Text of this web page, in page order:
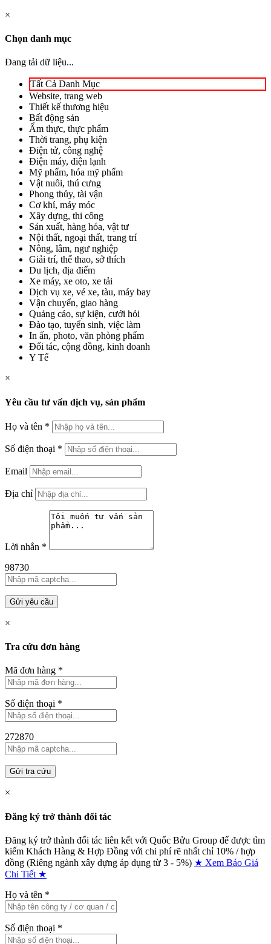
×
Chọn danh mục
Đang tải dữ liệu...
Tất Cả Danh Mục
Website, trang web
Thiết kế thương hiệu
Bất động sản
Ẩm thực, thực phẩm
Thời trang, phụ kiện
Điện tử, công nghệ
Điện máy, điện lạnh
Mỹ phẩm, hóa mỹ phẩm
Vật nuôi, thú cưng
Phong thủy, tài vận
Cơ khí, máy móc
Xây dựng, thi công
Sản xuất, hàng hóa, vật tư
Nội thất, ngoại thất, trang trí
Nông, lâm, ngư nghiệp
Giải trí, thể thao, sở thích
Du lịch, địa điểm
Xe máy, xe oto, xe tải
Dịch vụ xe, vé xe, tàu, máy bay
Vận chuyển, giao hàng
Quảng cáo, sự kiện, cưới hỏi
Đào tạo, tuyển sinh, việc làm
In ấn, photo, văn phòng phẩm
Đối tác, cộng đồng, kinh doanh
Y Tế
×
Yêu cầu tư vấn dịch vụ, sản phẩm
Họ và tên *
Số điện thoại *
Email
Địa chỉ
Lời nhắn *
98730
Gửi yêu cầu
×
Tra cứu đơn hàng
Mã đơn hàng *
Số điện thoại *
272870
Gửi tra cứu
×
Đăng ký trở thành đối tác
Đăng ký trở thành đối tác liên kết với Quốc Bửu Group để được tìm
kiếm Khách Hàng & Hợp Đồng với chi phí rẽ nhất chỉ 10% / hợp
đồng (Riêng ngành xây dựng áp dụng từ 3 - 5%) ★ Xem Báo Giá
Chi Tiết ★
Họ và tên *
Số điện thoại *